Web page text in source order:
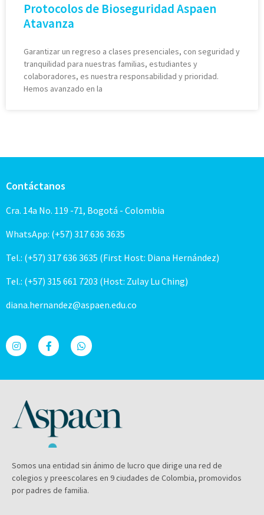
Protocolos de Bioseguridad Aspaen
Atavanza
Garantizar un regreso a clases presenciales, con seguridad y
tranquilidad para nuestras familias, estudiantes y
colaboradores, es nuestra responsabilidad y prioridad.
Hemos avanzado en la
Contáctanos
Cra. 14a No. 119 -71, Bogotá - Colombia
WhatsApp: (+57) 317 636 3635
Tel.: (+57) 317 636 3635 (First Host: Diana Hernández)
Tel.: (+57) 315 661 7203 (Host: Zulay Lu Ching)
diana.hernandez@aspaen.edu.co
Somos una entidad sin ánimo de lucro que dirige una red de
colegios y preescolares en 9 ciudades de Colombia, promovidos
por padres de familia.